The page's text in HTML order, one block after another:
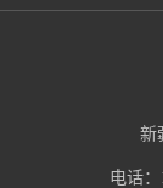
新
电话：